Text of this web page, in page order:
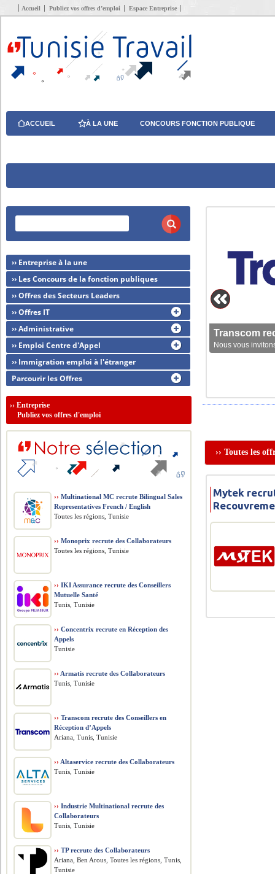
Accueil Publiez vos offres d’emploi Espace Entreprise
ACCUEIL À LA UNE CONCOURS FONCTION PUBLIQUE
Transcom
Nous vous
›› Toutes les
Mytek
›› Entreprise à la une
›› Les Concours de la fonction publiques
›› Offres des Secteurs Leaders
›› Offres IT
›› Administrative
›› Emploi Centre d'Appel
›› Immigration emploi à l'étranger
Parcourir les Offres
››Entreprise
Publiez vos offres d'emploi
›› Multinational MC recrute Bilingual Sales
Representatives French / English
Toutes les régions, Tunisie
›› Monoprix recrute des Collaborateurs
Toutes les régions, Tunisie
›› IKI Assurance recrute des Conseillers
Mutuelle Santé
Tunis, Tunisie
›› Concentrix recrute en Réception des
Appels
Tunisie
›› Armatis recrute des Collaborateurs
Tunis, Tunisie
›› Transcom recrute des Conseillers en
Réception d’Appels
Ariana, Tunis, Tunisie
›› Altaservice recrute des Collaborateurs
Tunis, Tunisie
›› Industrie Multinational recrute des
Collaborateurs
Tunis, Tunisie
›› TP recrute des Collaborateurs
Ariana, Ben Arous, Toutes les régions, Tunis,
Tunisie